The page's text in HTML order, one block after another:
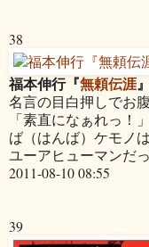
38
福本伸行『無頼伝涯』
名言の目白押しでお
「素直になぁれっ
ば（はんば）ケモノ
ユーアヒューマンだ
2011-08-10 08:55
39